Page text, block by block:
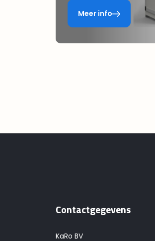
Meer info
Contactgegevens
KaRo BV